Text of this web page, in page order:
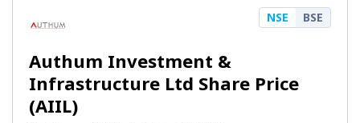
Authum Investment &
Infrastructure Ltd Share Price
(AIIL)
NSE BSE